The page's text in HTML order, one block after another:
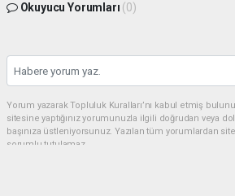
Okuyucu Yorumları (0)
Yorum yazarak Topluluk Kuralları’nı kabul etmiş
sitesine yaptığınız yorumunuzla ilgili doğrudan veya
başınıza üstleniyorsunuz. Yazılan tüm yorumlardan
sorumlu tutulamaz.